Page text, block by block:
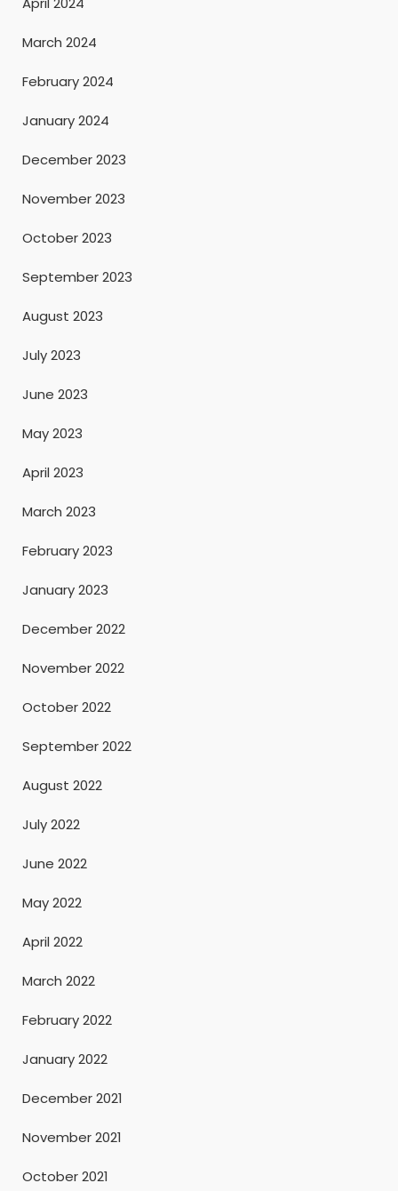
March 2024
February 2024
January 2024
December 2023
November 2023
October 2023
September 2023
August 2023
July 2023
June 2023
May 2023
April 2023
March 2023
February 2023
January 2023
December 2022
November 2022
October 2022
September 2022
August 2022
July 2022
June 2022
May 2022
April 2022
March 2022
February 2022
January 2022
December 2021
November 2021
October 2021